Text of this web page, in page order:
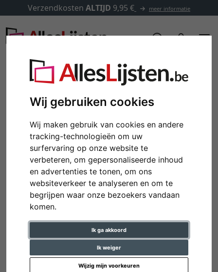
Wij gebruiken cookies
Wij maken gebruik van cookies en andere
tracking-technologieën om uw
surfervaring op onze website te
verbeteren, om gepersonaliseerde inhoud
en advertenties te tonen, om ons
websiteverkeer te analyseren en om te
begrijpen waar onze bezoekers vandaan
komen.
Ik ga akkoord
Ik weiger
Wijzig mijn voorkeuren
Verzendkosten ALTIJD 9,95 € meer informatie
Terug